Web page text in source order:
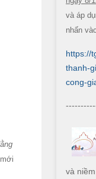
và áp
nhấn
https://
thanh-
cong-
và